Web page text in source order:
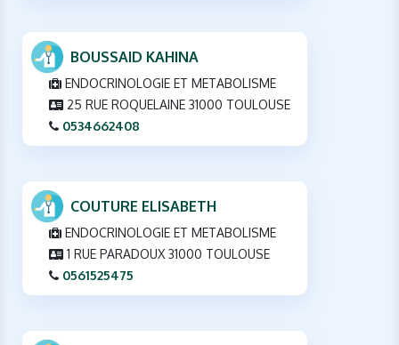
BOUSSAID KAHINA
ENDOCRINOLOGIE ET METABOLISME
25 RUE ROQUELAINE 31000 TOULOUSE
0534662408
COUTURE ELISABETH
ENDOCRINOLOGIE ET METABOLISME
1 RUE PARADOUX 31000 TOULOUSE
0561525475